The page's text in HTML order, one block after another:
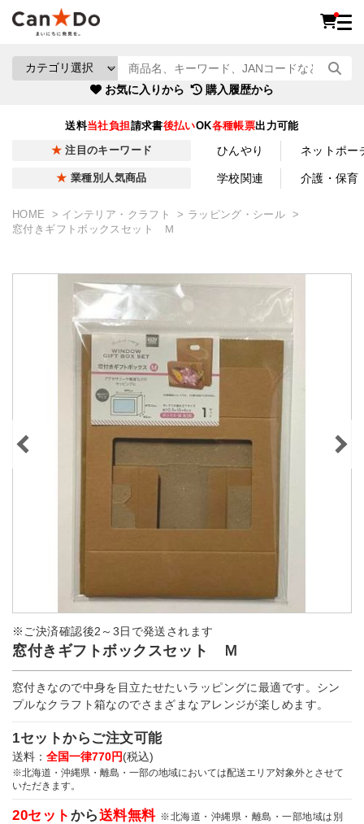
お気に入りから 購入履歴から
送料当社負担請求書後払いOK各種帳票出力可能
注目のキーワード ひんやり ネットポー
業種別人気商品 学校関連 介護・保育
HOME インテリア・クラフト
ラッピング・シール
窓付きギフトボックスセット Ｍ
※ご決済確認後2～3日で発送されます
窓付きギフトボックスセット Ｍ
窓付きなので中身を目立たせたいラッピングに最適です。シン
プルなクラフト箱なのでさまざまなアレンジが楽しめます。
1セットからご注文可能
送料： 全国一律770円(税込)
※北海道・沖縄県・離島・一部の地域においては配送エリア対象外とさせて
いただきます。
20セット から送料無料 ※北海道・沖縄県・離島・一部地域は別